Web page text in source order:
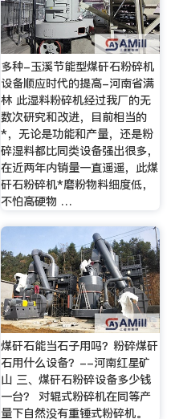
多种-玉溪节能型煤矸石粉碎机
设备顺应时代的提高-河南省满
林 此湿料粉碎机经过我厂的无
数次研究和改进，目前相当的
*，无论是功能和产量，还是粉
碎湿料都比同类设备强出很多，
在近两年内销量一直遥遥，此煤
矸石粉碎机*磨粉物料细度低，
不怕高硬物 …
煤矸石能当石子用吗？粉碎煤矸
石用什么设备？--河南红星矿
山 三、煤矸石粉碎设备多少钱
一台？ 对辊式粉碎机在同等产
量下自然没有重锤式粉碎机。